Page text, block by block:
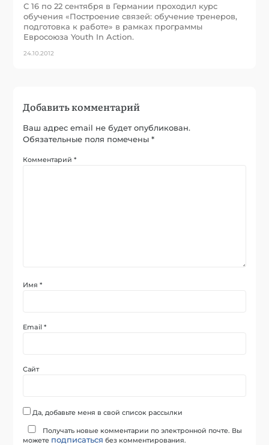
С 16 по 22 сентября в Германии проходил курс
обучения «Построение связей: обучение тренеров,
подготовка к работе» в рамках программы
Евросоюза Youth In Action.
24.10.2012
Добавить комментарий
Ваш адрес email не будет опубликован.
Обязательные поля помечены*
Комментарий*
Имя*
Email*
Сайт
Да, добавьте меня в свой список рассылки
Получать новые комментарии по электронной почте. Вы
можете подписаться без комментирования.